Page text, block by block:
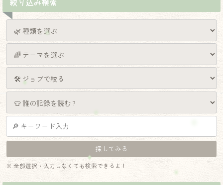
絞り込み検索
※ 全部選択・入力しなくても検索できるよ！